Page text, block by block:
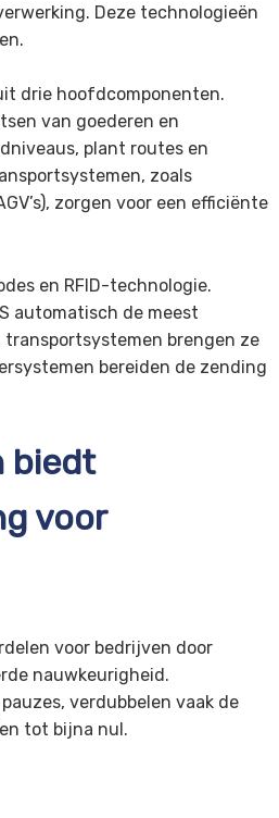
Deze technologieën
drie hoofdcomponenten.
van goederen en
plant routes en
zoals
zorgen voor een efficiënte
en RFID-technologie.
automatisch de meest
brengen ze
bereiden de zending
biedt
voor
voor bedrijven door
nauwkeurigheid.
verdubbelen vaak de
tot bijna nul.